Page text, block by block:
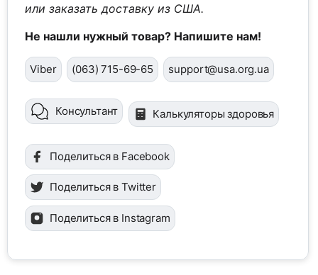
или заказать доставку из США.
Не нашли нужный товар? Напишите нам!
Viber (063) 715-69-65 support@usa.org.ua
Консультант Калькуляторы здоровья
Поделиться в Facebook
Поделиться в Twitter
Поделиться в Instagram